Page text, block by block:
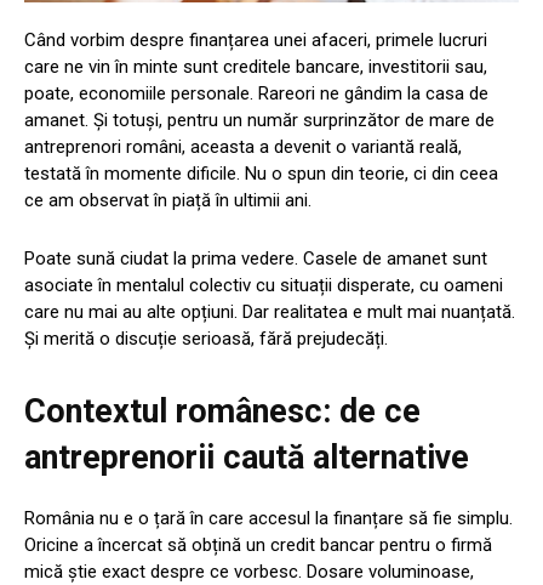
Când vorbim despre finanțarea unei afaceri, primele lucruri
care ne vin în minte sunt creditele bancare, investitorii sau,
poate, economiile personale. Rareori ne gândim la casa de
amanet. Și totuși, pentru un număr surprinzător de mare de
antreprenori români, aceasta a devenit o variantă reală,
testată în momente dificile. Nu o spun din teorie, ci din ceea
ce am observat în piață în ultimii ani.
Poate sună ciudat la prima vedere. Casele de amanet sunt
asociate în mentalul colectiv cu situații disperate, cu oameni
care nu mai au alte opțiuni. Dar realitatea e mult mai nuanțată.
Și merită o discuție serioasă, fără prejudecăți.
Contextul românesc: de ce
antreprenorii caută alternative
România nu e o țară în care accesul la finanțare să fie simplu.
Oricine a încercat să obțină un credit bancar pentru o firmă
mică știe exact despre ce vorbesc. Dosare voluminoase,